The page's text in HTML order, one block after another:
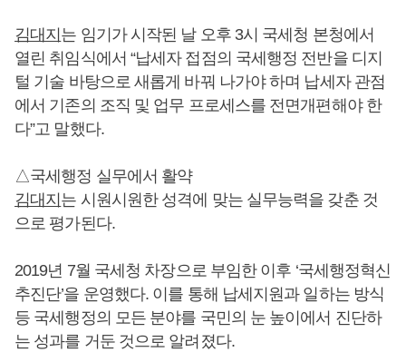
김대지 는 임기가 시작된 날 오후 3시 국세청 본청에서
열린 취임식에서 “납세자 접점의 국세행정 전반을 디지
털 기술 바탕으로 새롭게 바꿔 나가야 하며 납세자 관점
에서 기존의 조직 및 업무 프로세스를 전면개편해야 한
다”고 말했다.
△국세행정 실무에서 활약
김대지 는 시원시원한 성격에 맞는 실무능력을 갖춘 것
으로 평가된다.
2019년 7월 국세청 차장으로 부임한 이후 ‘국세행정혁신
추진단’을 운영했다. 이를 통해 납세지원과 일하는 방식
등 국세행정의 모든 분야를 국민의 눈 높이에서 진단하
는 성과를 거둔 것으로 알려졌다.